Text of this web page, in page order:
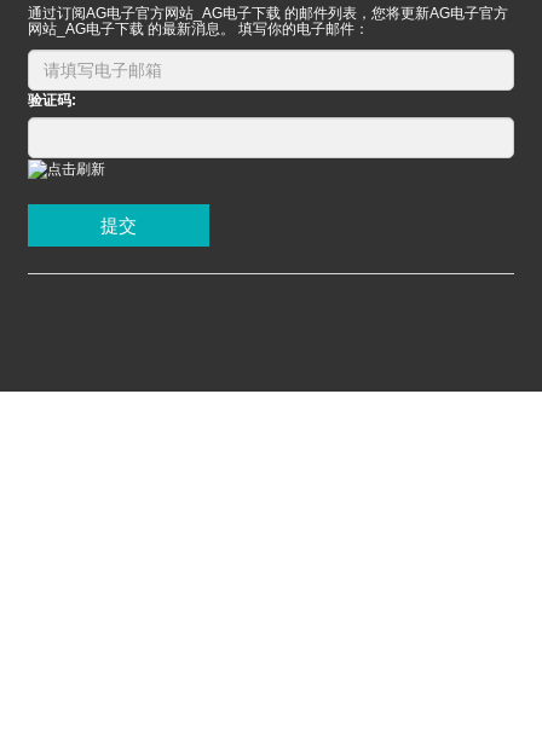
通过订阅AG电子官方网站_AG电子下载 的邮件列表，您将更新AG电子官方
网站_AG电子下载 的最新消息。 填写你的电子邮件：
验证码:
提交